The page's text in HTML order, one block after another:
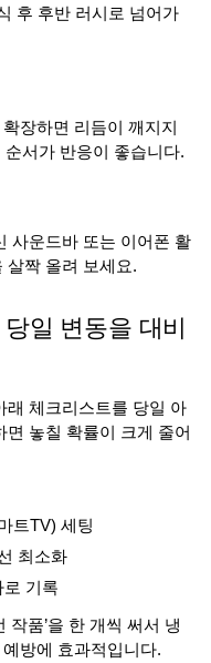
후 후반 러시로 넘어가
장하면 리듬이 깨지지
서가 반응이 좋습니다.
사운드바 또는 이어폰 활
살짝 올려 보세요.
일 변동을 대비
래 체크리스트를 당일 아
놓칠 확률이 크게 줄어
트TV) 세팅
최소화
로 기록
작품’을 한 개씩 써서 냉
방에 효과적입니다.